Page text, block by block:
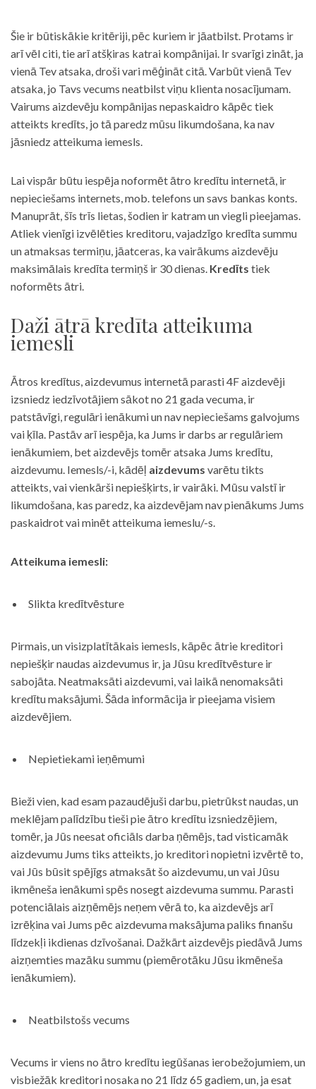
Šie ir būtiskākie kritēriji, pēc kuriem ir jāatbilst. Protams ir
arī vēl citi, tie arī atšķiras katrai kompānijai. Ir svarīgi zināt, ja
vienā Tev atsaka, droši vari mēģināt citā. Varbūt vienā Tev
atsaka, jo Tavs vecums neatbilst viņu klienta nosacījumam.
Vairums aizdevēju kompānijas nepaskaidro kāpēc tiek
atteikts kredīts, jo tā paredz mūsu likumdošana, ka nav
jāsniedz atteikuma iemesls.
Lai vispār būtu iespēja noformēt ātro kredītu internetā, ir
nepieciešams internets, mob. telefons un savs bankas konts.
Manuprāt, šīs trīs lietas, šodien ir katram un viegli pieejamas.
Atliek vienīgi izvēlēties kreditoru, vajadzīgo kredīta summu
un atmaksas termiņu, jāatceras, ka vairākums aizdevēju
maksimālais kredīta termiņš ir 30 dienas. Kredīts tiek
noformēts ātri.
Daži ātrā kredīta atteikuma
iemesli
Ātros kredītus, aizdevumus internetā parasti 4F aizdevēji
izsniedz iedzīvotājiem sākot no 21 gada vecuma, ir
patstāvīgi, regulāri ienākumi un nav nepieciešams galvojums
vai ķīla. Pastāv arī iespēja, ka Jums ir darbs ar regulāriem
ienākumiem, bet aizdevējs tomēr atsaka Jums kredītu,
aizdevumu. Iemesls/-i, kādēļ aizdevums varētu tikts
atteikts, vai vienkārši nepiešķirts, ir vairāki. Mūsu valstī ir
likumdošana, kas paredz, ka aizdevējam nav pienākums Jums
paskaidrot vai minēt atteikuma iemeslu/-s.
Atteikuma iemesli:
Slikta kredītvēsture
Pirmais, un visizplatītākais iemesls, kāpēc ātrie kreditori
nepiešķir naudas aizdevumus ir, ja Jūsu kredītvēsture ir
sabojāta. Neatmaksāti aizdevumi, vai laikā nenomaksāti
kredītu maksājumi. Šāda informācija ir pieejama visiem
aizdevējiem.
Nepietiekami ieņēmumi
Bieži vien, kad esam pazaudējuši darbu, pietrūkst naudas, un
meklējam palīdzību tieši pie ātro kredītu izsniedzējiem,
tomēr, ja Jūs neesat oficiāls darba ņēmējs, tad visticamāk
aizdevumu Jums tiks atteikts, jo kreditori nopietni izvērtē to,
vai Jūs būsit spējīgs atmaksāt šo aizdevumu, un vai Jūsu
ikmēneša ienākumi spēs nosegt aizdevuma summu. Parasti
potenciālais aizņēmējs neņem vērā to, ka aizdevējs arī
izrēķina vai Jums pēc aizdevuma maksājuma paliks finanšu
līdzekļi ikdienas dzīvošanai. Dažkārt aizdevējs piedāvā Jums
aizņemties mazāku summu (piemērotāku Jūsu ikmēneša
ienākumiem).
Neatbilstošs vecums
Vecums ir viens no ātro kredītu iegūšanas ierobežojumiem, un
visbiežāk kreditori nosaka no 21 līdz 65 gadiem, un, ja esat